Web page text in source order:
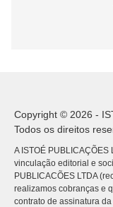
Copyright © 2026 -
Todos os direitos
A ISTOÉ
vinculação editorial e
PUBLICACÕES LTDA
realizamos cobranças e
contrato de assinatura